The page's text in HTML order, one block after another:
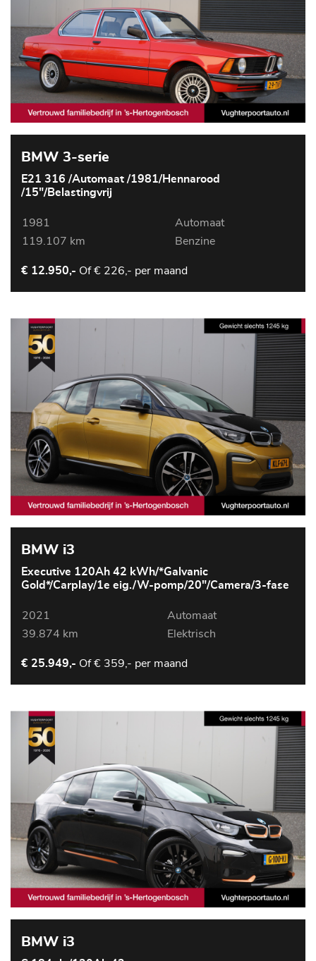
BMW 3-serie
E21 316 /Automaat /1981/Hennarood
/15"/Belastingvrij
1981
Automaat
119.107 km
Benzine
€ 12.950,- Of€ 226,- per maand
BMW i3
Executive 120Ah 42 kWh/*Galvanic
Gold*/Carplay/1e eig./W-pomp/20"/Camera/3-fase
2021
Automaat
39.874 km
Elektrisch
€ 25.949,- Of€ 359,- per maand
BMW i3